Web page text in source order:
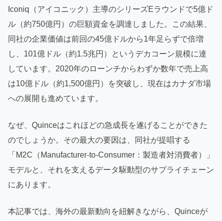
Iconiq（アイコニック）主導のシリーズEラウンドで5億ド
ル（約750億円）の巨額資金を調達しました。この結果、
同社の企業価値は前回の45億ドルから1年足らずで倍増
し、101億ドル（約1.5兆円）というデカコーン規模に達
しています。2020年のローンチからわずか数年で売上高
は10億ドル（約1,500億円）を突破し、現在はカナダ市場
への展開も進めています。
なぜ、Quinceはこれほどの急成長を遂げることができた
のでしょうか。その最大の要因は、同社が提唱する
「M2C（Manufacturer-to-Consumer：製造者対消費者）」
モデルと、それを支えるデータ駆動型のサプライチェーン
にあります。
本記事では、海外の最新動向を紐解きながら、Quinceが